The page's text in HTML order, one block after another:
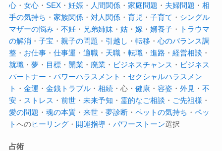
心・ 女心・ SEX・ 妊娠・ 人間関係・ 家庭問題 ・ 夫婦問題 ・ 相
手の気持ち ・ 家族関係・ 対人関係・ 育児 ・ 子育て ・ シングル
マザーの悩み ・ 不妊・ 兄弟姉妹 ・ 姑・ 嫁 ・ 婿養子・
トラウマ
の解消 ・ 子宝 ・ 親子の問題 ・ 引越し ・ 転移 ・ 心のバランス調
整・ お仕事・ 仕事運 ・ 適職・ 天職・ 転職・ 進路 ・ 経営相談 ・
就職・ 夢・ 目標・ 開業 ・ 廃業 ・ ビジネスチャンス ・ ビジネス
パートナー ・ パワーハラスメント ・ セクシャルハラスメン
ト ・ 金運 ・ 金銭トラブル・ 相続・心・ 健康・ 容姿・ 外見 ・ 不
安・ ストレス ・ 前世・ 未来予知 ・ 霊的なご相談 ・ ご先祖様 ・
愛の問題 ・ 魂の本質・ 来世・ 夢診断・ ペットの気持ち ・ ペッ
トへのヒーリング・ 開運指導・ パワーストーン選択
占術